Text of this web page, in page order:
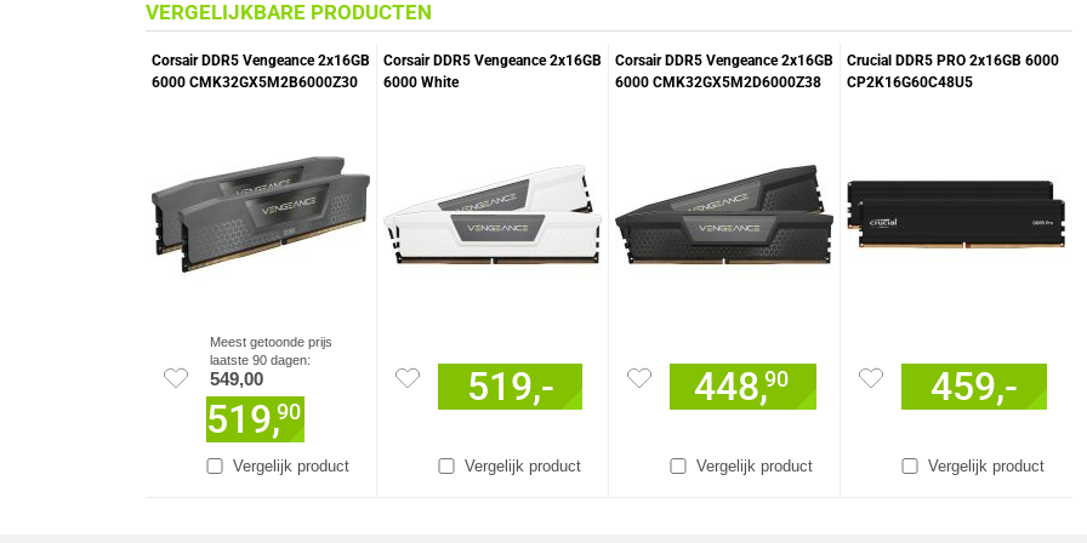
VERGELIJKBARE PRODUCTEN
Corsair DDR5 Vengeance 2x16GB
6000 CMK32GX5M2B6000Z30
Vergelijk product
Meest getoonde prijs
laatste 90 dagen:
549,00
519,90
Corsair DDR5 Vengeance 2x16GB
6000 White
Vergelijk product
519,-
Corsair DDR5 Vengeance 2x16GB
6000 CMK32GX5M2D6000Z38
Vergelijk product
448,90
Crucial DDR5 PRO 2x16GB 6000
CP2K16G60C48U5
Vergelijk product
459,-